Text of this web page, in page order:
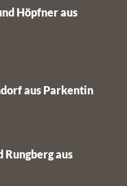
Höpfner aus
aus Parkentin
Rungberg aus